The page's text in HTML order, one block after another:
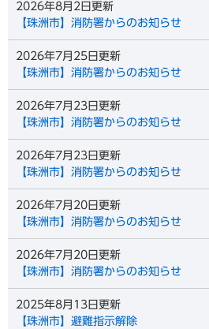
2026年8月2日更新
【珠洲市】消防署からのお知らせ
2026年7月25日更新
【珠洲市】消防署からのお知らせ
2026年7月23日更新
【珠洲市】消防署からのお知らせ
2026年7月23日更新
【珠洲市】消防署からのお知らせ
2026年7月20日更新
【珠洲市】消防署からのお知らせ
2026年7月20日更新
【珠洲市】消防署からのお知らせ
2025年8月13日更新
【珠洲市】避難指示解除